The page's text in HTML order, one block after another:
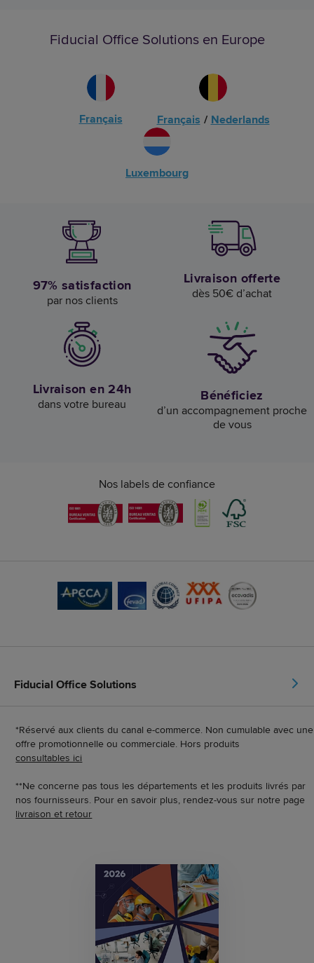
Fiducial Office Solutions en Europe
Français Français / Nederlands
Luxembourg
97% satisfaction
par nos clients
Livraison offerte
dès 50€ d’achat
Livraison en 24h
dans votre bureau Bénéficiez
d’un accompagnement proche
de vous
Nos labels de confiance
Fiducial Office Solutions
*Réservé aux clients du canal e-commerce. Non cumulable avec une
offre promotionnelle ou commerciale. Hors produits
consultables ici
**Ne concerne pas tous les départements et les produits livrés par
nos fournisseurs. Pour en savoir plus, rendez-vous sur notre page
livraison et retour